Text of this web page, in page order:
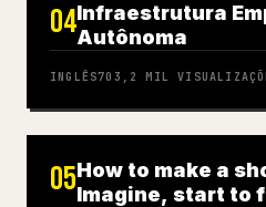
04Infraestrutura
Autônoma
INGLÊS703,2 MIL
05How to make a
Imagine, start to